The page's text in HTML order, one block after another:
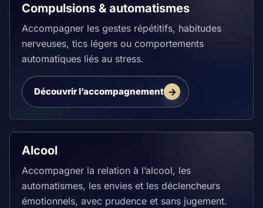
Compulsions & automatismes
Accompagner les gestes répétitifs, habitudes
nerveuses, tics légers ou comportements
automatiques liés au stress.
Découvrir l’accompagnement
Alcool
Accompagner la relation à l’alcool, les
automatismes, les envies et les déclencheurs
émotionnels, avec prudence et sans jugement.